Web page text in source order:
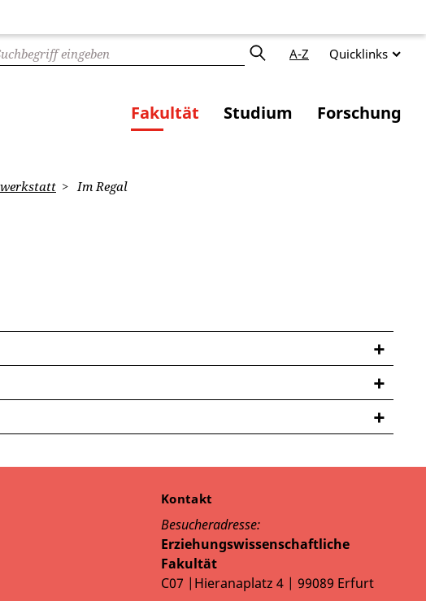
A-Z Quicklinks
Fakultät Studium Forschung
Im Regal
Kontakt
Besucheradresse:
Erziehungswissenschaftliche
Fakultät
C07 |Hieranaplatz 4 | 99089 Erfurt